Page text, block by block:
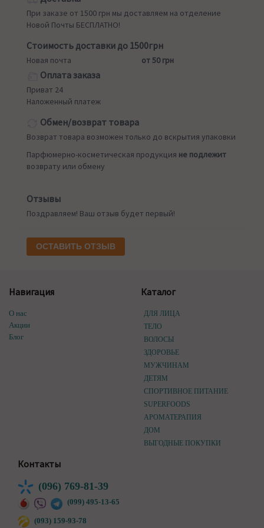
При заказе от 1500 грн мы доставляем на отделение
Новой Почты БЕСПЛАТНО!
Стоимость доставки до 1500грн
Новая почта от 50 грн
Оплата заказа
Приват 24
Наложенный платеж
Обмен/возврат товара
Возврат товара возможен только до вскрытия упаковки
Парфюмерно-косметическая продукция не подлежит
возврату или обмену
Отзывы
Поздравляем! Ваш отзыв будет первый!
ОСТАВИТЬ ОТЗЫВ
Навигация
О нас
Акции
Блог
Каталог
ДЛЯ ЛИЦА
ТЕЛО
ВОЛОСЫ
ЗДОРОВЬЕ
МУЖЧИНАМ
ДЕТЯМ
СПОРТИВНОЕ ПИТАНИЕ
SUPERFOODS
АРОМАТЕРАПИЯ
ДОМ
ВЫГОДНЫЕ ПОКУПКИ
Контакты
(096) 769-81-39
(099) 495-13-65
(093) 159-93-78